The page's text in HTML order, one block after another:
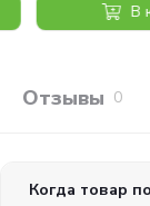
В
Отзывы
0
Когда товар